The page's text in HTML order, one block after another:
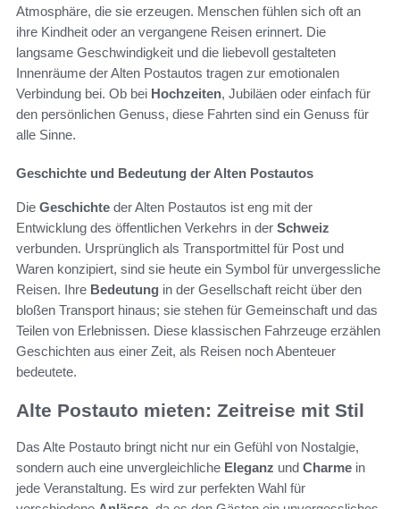
Atmosphäre, die sie erzeugen. Menschen fühlen sich oft an
ihre Kindheit oder an vergangene Reisen erinnert. Die
langsame Geschwindigkeit und die liebevoll gestalteten
Innenräume der Alten Postautos tragen zur emotionalen
Verbindung bei. Ob bei Hochzeiten, Jubiläen oder einfach für
den persönlichen Genuss, diese Fahrten sind ein Genuss für
alle Sinne.
Geschichte und Bedeutung der Alten Postautos
Die Geschichte der Alten Postautos ist eng mit der
Entwicklung des öffentlichen Verkehrs in der Schweiz
verbunden. Ursprünglich als Transportmittel für Post und
Waren konzipiert, sind sie heute ein Symbol für unvergessliche
Reisen. Ihre Bedeutung in der Gesellschaft reicht über den
bloßen Transport hinaus; sie stehen für Gemeinschaft und das
Teilen von Erlebnissen. Diese klassischen Fahrzeuge erzählen
Geschichten aus einer Zeit, als Reisen noch Abenteuer
bedeutete.
Alte Postauto mieten: Zeitreise mit Stil
Das Alte Postauto bringt nicht nur ein Gefühl von Nostalgie,
sondern auch eine unvergleichliche Eleganz und Charme in
jede Veranstaltung. Es wird zur perfekten Wahl für